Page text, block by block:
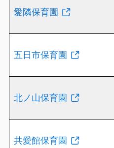
愛隣保育園
五日市保育園
北ノ山保育園
共愛館保育園